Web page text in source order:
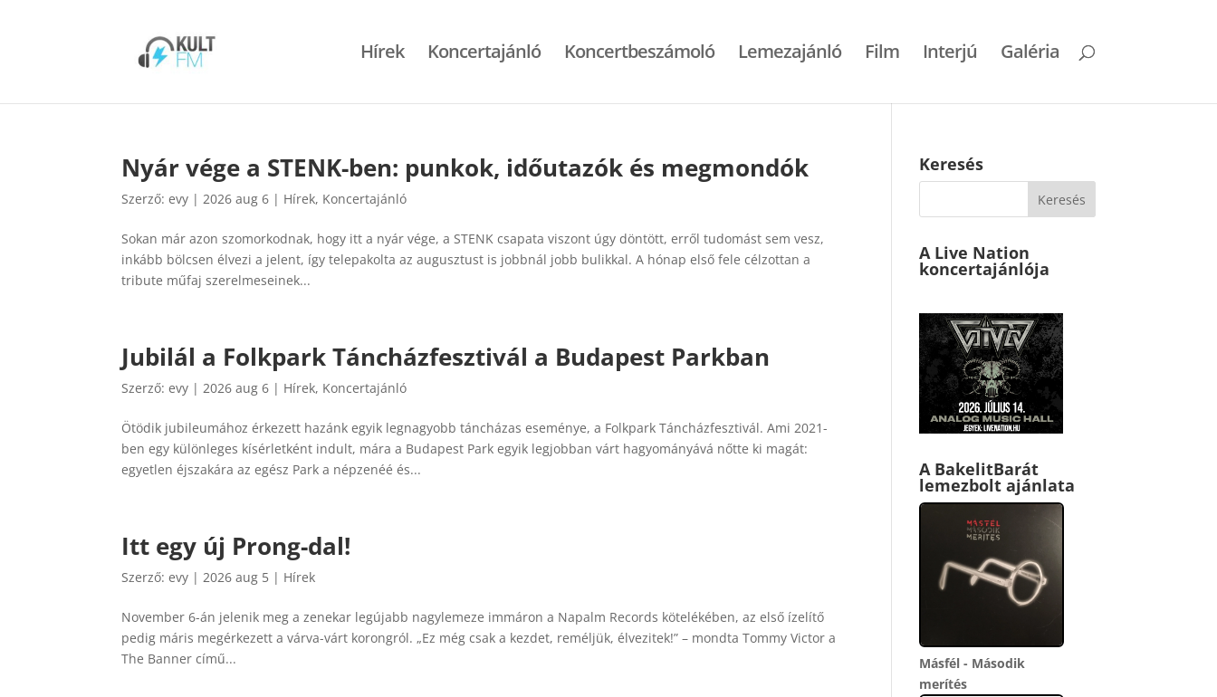
Hírek Koncertajánló Koncertbeszámoló Lemezajánló Film Interjú Galéria
Nyár vége a STENK-ben: punkok, időutazók és megmondók
Szerző:evy |2026 aug 6 | Hírek, Koncertajánló
Sokan már azon szomorkodnak, hogy itt a nyár vége, a STENK csapata viszont úgy döntött, erről tudomást sem vesz,
inkább bölcsen élvezi a jelent, így telepakolta az augusztust is jobbnál jobb bulikkal. A hónap első fele célzottan a
tribute műfaj szerelmeseinek...
Jubilál a Folkpark Táncházfesztivál a Budapest Parkban
Szerző:evy |2026 aug 6 | Hírek, Koncertajánló
Ötödik jubileumához érkezett hazánk egyik legnagyobb táncházas eseménye, a Folkpark Táncházfesztivál. Ami 2021-
ben egy különleges kísérletként indult, mára a Budapest Park egyik legjobban várt hagyományává nőtte ki magát:
egyetlen éjszakára az egész Park a népzenéé és...
Itt egy új Prong-dal!
Szerző:evy |2026 aug 5 | Hírek
November 6-án jelenik meg a zenekar legújabb nagylemeze immáron a Napalm Records kötelékében, az első ízelítő
pedig máris megérkezett a várva-várt korongról. „Ez még csak a kezdet, reméljük, élvezitek!” – mondta Tommy Victor a
The Banner című...
Keresés
A Live Nation
koncertajánlója
A BakelitBarát
lemezbolt ajánlata
Másfél - Második
merítés